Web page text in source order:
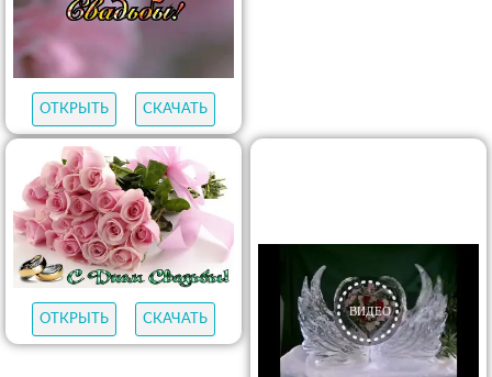
ОТКРЫТЬ СКАЧАТЬ
ОТКРЫТЬ СКАЧАТЬ